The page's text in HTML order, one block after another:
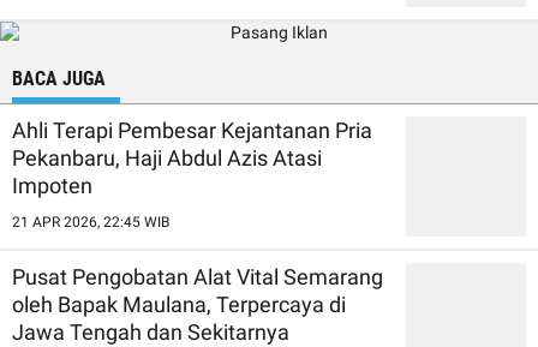
BACA JUGA
Ahli Terapi Pembesar Kejantanan Pria
Pekanbaru, Haji Abdul Azis Atasi
Impoten
21 APR 2026, 22:45 WIB
Pusat Pengobatan Alat Vital Semarang
oleh Bapak Maulana, Terpercaya di
Jawa Tengah dan Sekitarnya